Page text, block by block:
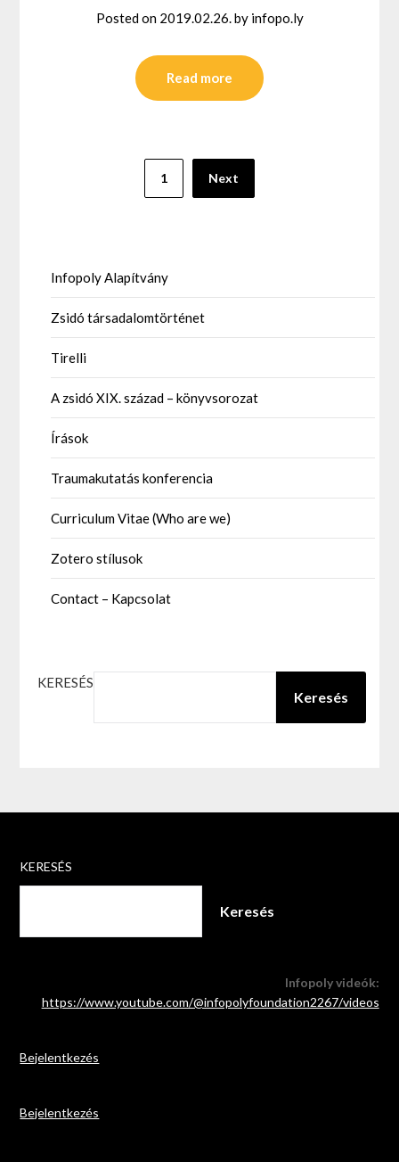
Posted on 2019.02.26.by infopo.ly
Read more
1 Next
Infopoly Alapítvány
Zsidó társadalomtörténet
Tirelli
A zsidó XIX. század – könyvsorozat
Írások
Traumakutatás konferencia
Curriculum Vitae (Who are we)
Zotero stílusok
Contact – Kapcsolat
KERESÉS
Keresés
KERESÉS
Keresés
Infopoly videók:
https://www.youtube.com/@infopolyfoundation2267/videos
Bejelentkezés
Bejelentkezés